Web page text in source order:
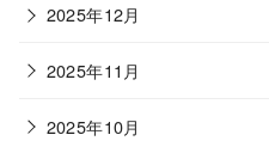
2025年12月
2025年11月
2025年10月